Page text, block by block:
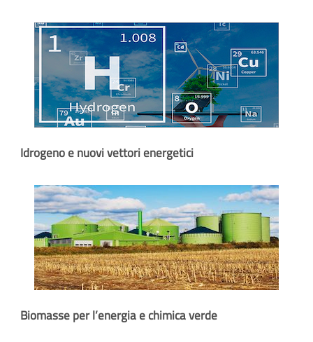
Idrogeno e nuovi vettori energetici
Biomasse per l’energia e chimica verde